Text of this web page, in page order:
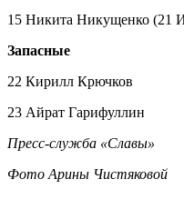
15 Никита Никущенко (21
Запасные
22 Кирилл Крючков
23 Айрат Гарифуллин
Пресс-служба «Славы»
Фото Арины Чистяковой